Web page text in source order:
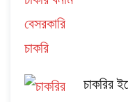
চাকরির